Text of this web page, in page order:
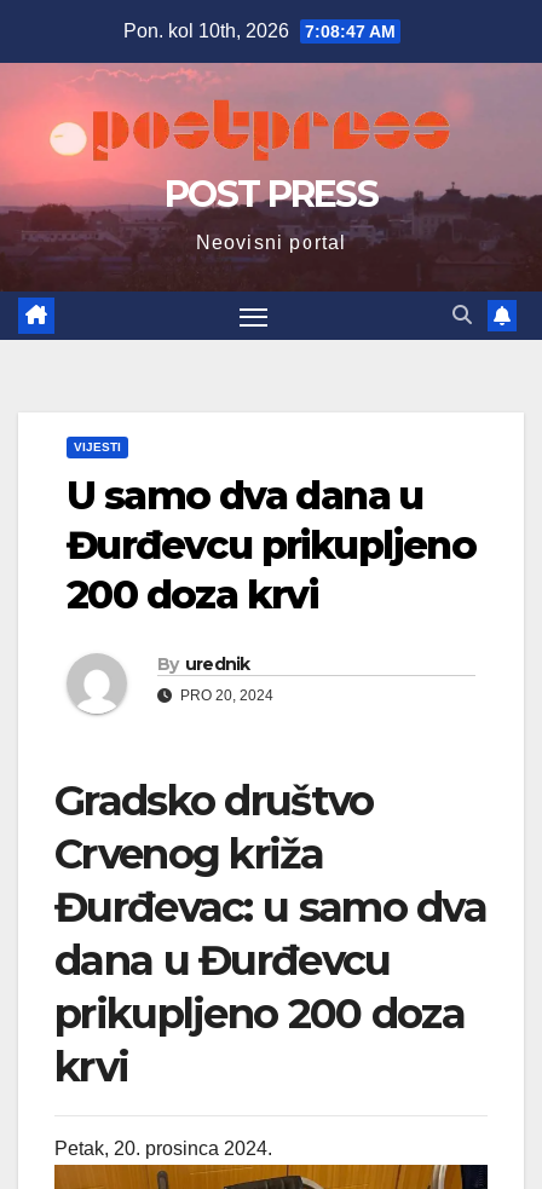
Pon. kol 10th, 2026 7:08:48 AM
POST PRESS
Neovisni portal
VIJESTI
U samo dva dana u
Đurđevcu prikupljeno
200 doza krvi
By urednik
PRO 20, 2024
Gradsko društvo
Crvenog križa
Đurđevac: u samo dva
dana u Đurđevcu
prikupljeno 200 doza
krvi
Petak, 20. prosinca 2024.